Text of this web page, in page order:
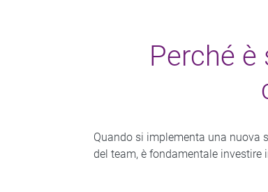
Perché
Quando si implementa una nuova
del team, è fondamentale